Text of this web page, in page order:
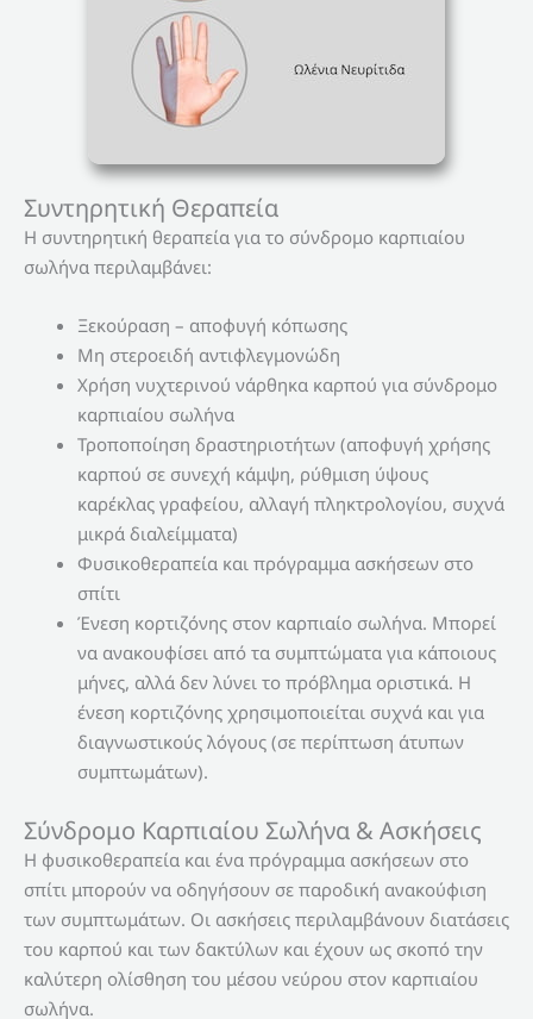
Συντηρητική Θεραπεία
Η συντηρητική θεραπεία για το σύνδρομο καρπιαίου
σωλήνα περιλαμβάνει:
Ξεκούραση – αποφυγή κόπωσης
Μη στεροειδή αντιφλεγμονώδη
Χρήση νυχτερινού νάρθηκα καρπού για σύνδρομο
καρπιαίου σωλήνα
Τροποποίηση δραστηριοτήτων (αποφυγή χρήσης
καρπού σε συνεχή κάμψη, ρύθμιση ύψους
καρέκλας γραφείου, αλλαγή πληκτρολογίου, συχνά
μικρά διαλείμματα)
Φυσικοθεραπεία και πρόγραμμα ασκήσεων στο
σπίτι
Ένεση κορτιζόνης στον καρπιαίο σωλήνα. Μπορεί
να ανακουφίσει από τα συμπτώματα για κάποιους
μήνες, αλλά δεν λύνει το πρόβλημα οριστικά. Η
ένεση κορτιζόνης χρησιμοποιείται συχνά και για
διαγνωστικούς λόγους (σε περίπτωση άτυπων
συμπτωμάτων).
Σύνδρομο Καρπιαίου Σωλήνα & Ασκήσεις
Η φυσικοθεραπεία και ένα πρόγραμμα ασκήσεων στο
σπίτι μπορούν να οδηγήσουν σε παροδική ανακούφιση
των συμπτωμάτων. Οι ασκήσεις περιλαμβάνουν διατάσεις
του καρπού και των δακτύλων και έχουν ως σκοπό την
καλύτερη ολίσθηση του μέσου νεύρου στον καρπιαίου
σωλήνα.